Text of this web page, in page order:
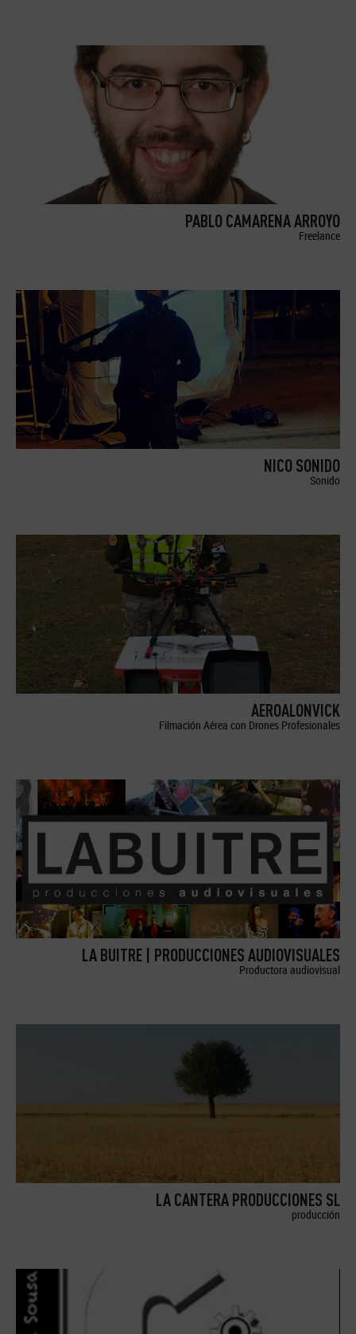
PABLO CAMARENA ARROYO
Freelance
NICO SONIDO
Sonido
AEROALONVICK
Filmación Aérea con Drones Profesionales
LA BUITRE | PRODUCCIONES AUDIOVISUALES
Productora audiovisual
LA CANTERA PRODUCCIONES SL
producción